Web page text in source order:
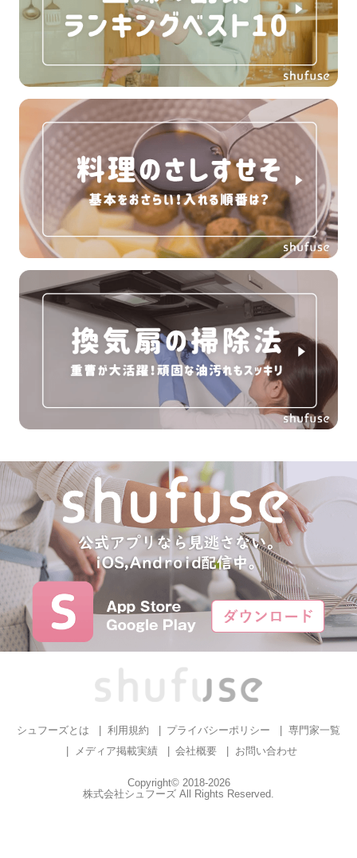
シュフーズとは 利用規約 プライバシーポリシー
専門家一覧
メディア掲載実績
会社概要 お問い合わせ
Copyright© 2018-2026
株式会社シュフーズ All Rights Reserved.